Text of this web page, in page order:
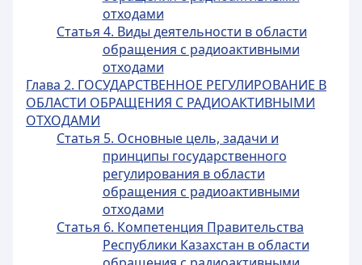
отходами
Статья 4. Виды деятельности в области
обращения с радиоактивными
отходами
Глава 2. ГОСУДАРСТВЕННОЕ РЕГУЛИРОВАНИЕ В
ОБЛАСТИ ОБРАЩЕНИЯ С РАДИОАКТИВНЫМИ
ОТХОДАМИ
Статья 5. Основные цель, задачи и
принципы государственного
регулирования в области
обращения с радиоактивными
отходами
Статья 6. Компетенция Правительства
Республики Казахстан в области